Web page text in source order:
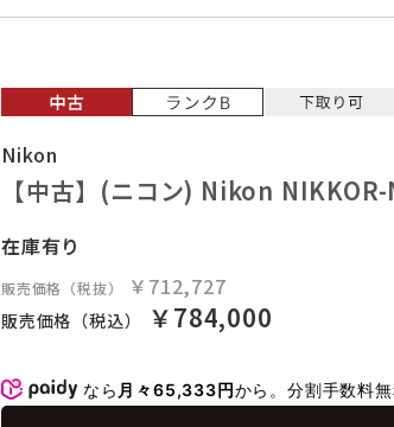
Nikon
【中古】(ニコン) Nikon
在庫有り
販売価格（税抜） ￥712,727
販売価格（税込） ￥784,000
なら 月々65,333円から。分割手数料